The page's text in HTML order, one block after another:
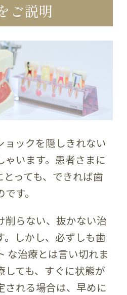
ご説明
ョックを隠しきれない
ゃいます。患者さまに
とっても、できれば歯
す。
削らない、抜かない治
。しかし、必ずしも歯
な治療とは言い切れま
ても、すぐに状態が
される場合は、早めに